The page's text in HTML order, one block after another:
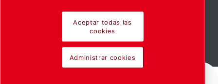
Productos pioneros.
Aplicado con pasión.
Aceptar todas las
cookies
Administrar cookies